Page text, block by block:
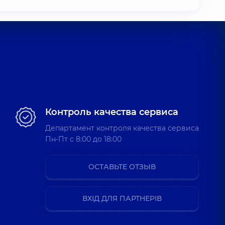
Контроль качества сервиса
Департамент контроля качества сервиса
Пн-Пт c 8:00 до 18:00
ОСТАВЬТЕ ОТЗЫВ
ВХІД ДЛЯ ПАРТНЕРІВ